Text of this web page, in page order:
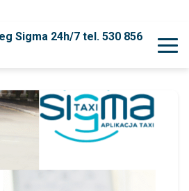
Sigma 24h/7 tel. 530 856